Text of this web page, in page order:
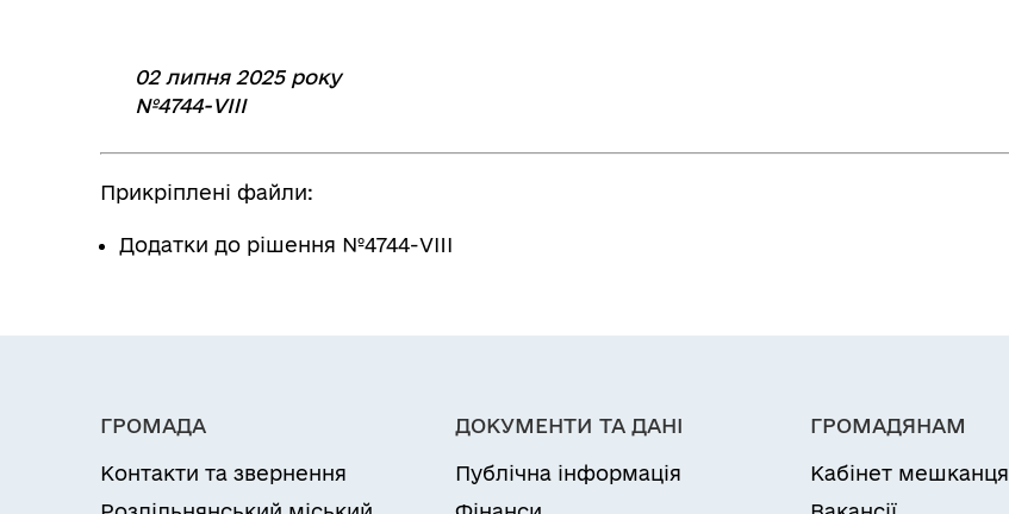
02 липня 2025 року
№4744-VIIІ
Прикріплені файли:
Додатки до рішення №4744-VIII
ГРОМАДА
Контакти та звернення
ДОКУМЕНТИ ТА ДАНІ
Публічна інформація
ГРОМАДЯНАМ
Кабінет мешканця